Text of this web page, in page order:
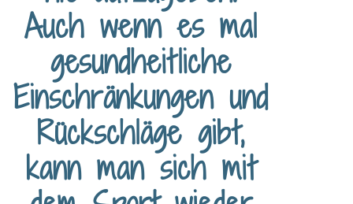
Auch wenn es mal
gesundheitliche
Einschränkungen und
Rückschläge gibt,
kann man sich mit